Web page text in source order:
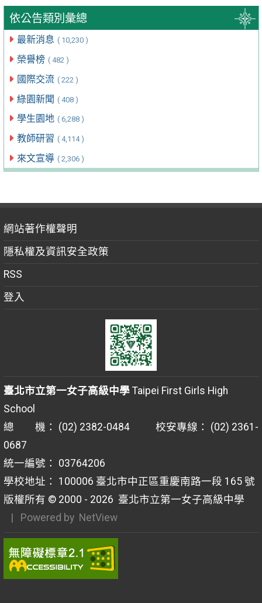
依公告類別彙總
最新消息 ( 10,230 )
榮譽榜 ( 482 )
國際交流 ( 222 )
綠園新聞 ( 408 )
學生園地 ( 6,288 )
教師研習 ( 4,114 )
來文宣導 ( 2,306 )
網站著作權聲明
隱私權及資訊安全政策
RSS
登入
臺北市立第一女子高級中學Taipei First Girls High
School
總 機： (02) 2382-0484 校安專線： (02) 2361-
0687
統一編號： 03764206
學校地址： 100006 臺北市中正區重慶南路一段 165 號
版權所有 © 2000 - 2026 臺北市立第一女子高級中學
| Powered by NetView